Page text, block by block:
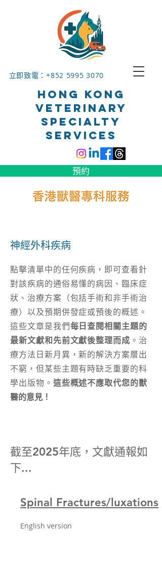
立即致電：+852 5995 3070
HONG KONG
VETERINARY
SPECIALTY
SERVICES
預約
神經外科疾病
點擊清單中的任何疾病，即可查看針
對該疾病的通俗易懂的病因、臨床症
狀、治療方案（包括手術和非手術治
療）以及預期併發症或預後的概述。
這些文章是我們每日查閱相關主題的
最新文獻和先前文獻後整理而成 。治
療方法日新月異，新的解決方案層出
不窮，但某些主題有時缺乏重要的科
學出版物。 這些概述不應取代您的獸
醫的意見！
截至2025年底，文獻通報如
下...
Spinal Fractures/luxations
English version